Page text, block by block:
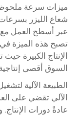
ميزات سرعة
شعاع الليزر
عبر أسطح العمل
تصبح هذه الميزة
الإنتاج الكبيرة
السوق أقصى
الطبيعة الآلية
الآلي تقضي على
عادةً دورات الإنتاج.